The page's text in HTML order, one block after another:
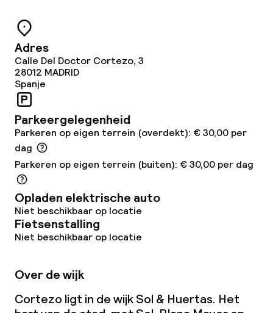
Eet- en drinkgelegenheden
Bar
Eet- en drinkdiensten
Ontbijtbuffet
Schoonmaakvoorzieningen
Beleid
Adres
Calle Del Doctor Cortezo, 3
28012 MADRID
Spanje
Parkeergelegenheid
Parkeren op eigen terrein (overdekt): € 30,00 per
dag
Parkeren op eigen terrein (buiten): € 30,00 per dag
Opladen elektrische auto
Niet beschikbaar op locatie
Fietsenstalling
Niet beschikbaar op locatie
Over de wijk
Cortezo ligt in de wijk Sol & Huertas. Het